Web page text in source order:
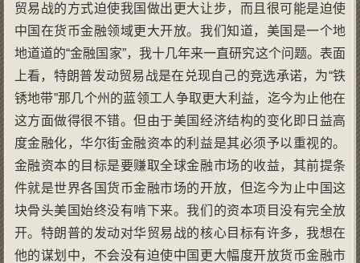
贸易战的方式迫使我国做出更大让步，而且很可能是迫使
中国在货币金融领域更大开放。我们知道，美国是一个地
地道道的“金融国家”，我十几年来一直研究这个问题。表面
上看，特朗普发动贸易战是在兑现自己的竞选承诺，为“铁
锈地带”那几个州的蓝领工人争取更大利益，迄今为止他在
这方面做得很不错。但由于美国经济结构的变化即日益高
度金融化，华尔街金融资本的利益是其必须予以重视的。
金融资本的目标是要赚取全球金融市场的收益，其前提条
件就是世界各国货币金融市场的开放，但迄今为止中国这
块骨头美国始终没有啃下来。我们的资本项目没有完全放
开。特朗普的发动对华贸易战的核心目标有许多，我想在
他的谋划中，不会没有迫使中国更大幅度开放货币金融市